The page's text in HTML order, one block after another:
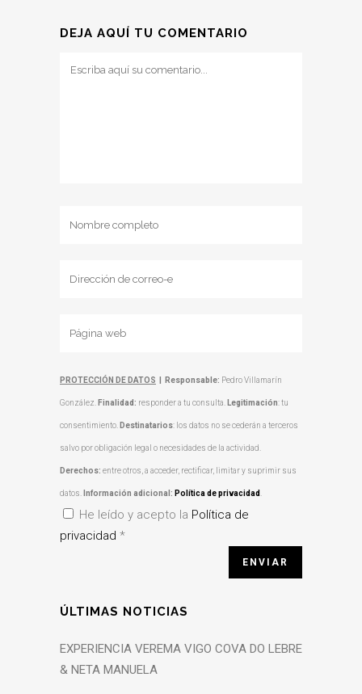
DEJA AQUÍ TU COMENTARIO
PROTECCIÓN DE DATOS Responsable: Pedro Villamarín
González. Finalidad: responder a tu consulta. Legitimación: tu
consentimiento. Destinatarios: los datos no se cederán a terceros
salvo por obligación legal o necesidades de la actividad.
Derechos: entre otros, a acceder, rectificar, limitar y suprimir sus
datos. Información adicional: Política de privacidad .
He leído y acepto la Política de
privacidad *
ÚLTIMAS NOTICIAS
EXPERIENCIA VEREMA VIGO COVA DO LEBRE
& NETA MANUELA